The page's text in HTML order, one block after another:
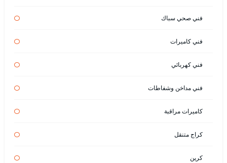
فني صحي سباك
فني كاميرات
فني كهربائي
فني مداخن وشفاطات
كاميرات مراقبة
كراج متنقل
كرين